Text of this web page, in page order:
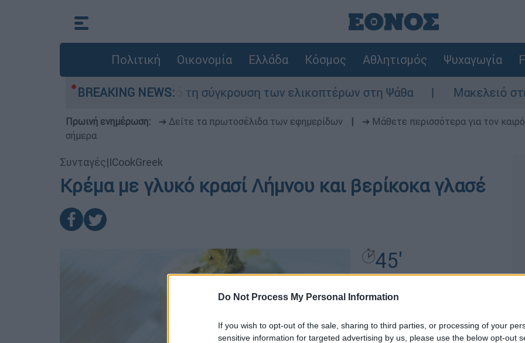
Do Not Process My Personal Information
If you wish to opt-out of the sale, sharing to third parties, or processing of your
sensitive information for targeted advertising by us, please use the below opt-out
Πολιτική Οικονομία Ελλάδα Κόσμος Αθλητισμός Ψυχαγωγία
BREAKING NEWS:
οι δύο τραυματίες από τη σύγκρουση των ελικοπτέρων στη Ψάθα Μακελειό στη
Πρωινή ενημέρωση: ➔ Δείτε τα πρωτοσέλιδα των εφημερίδων ➔ Μάθετε περισσότερα για τον
σήμερα
Συνταγές|ICookGreek
Κρέμα με γλυκό κρασί Λήμνου και βερίκοκα γλασέ
45'
4